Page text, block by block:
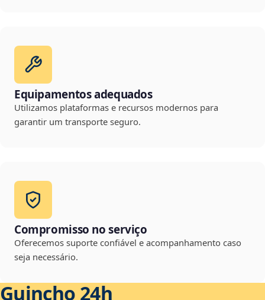
Equipamentos adequados
Utilizamos plataformas e recursos modernos para
garantir um transporte seguro.
Compromisso no serviço
Oferecemos suporte confiável e acompanhamento caso
seja necessário.
Guincho 24h